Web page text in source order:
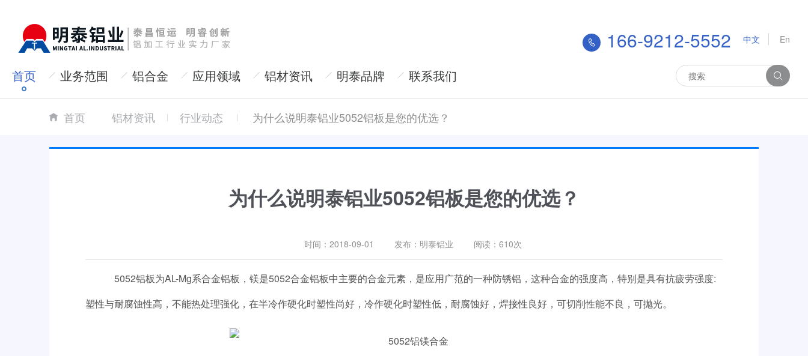
166-9212-5552 中文 En
首页 业务范围 铝合金 应用领域 铝材资讯 明泰品牌 联系我们
首页 铝材资讯 行业动态 为什么说明泰铝业5052铝板是您的优选？
为什么说明泰铝业5052铝板是您的优选？
时间：2018-09-01 发布：明泰铝业 阅读： 610次
5052铝板为AL-Mg系合金铝板，镁是5052合金铝板中主要的合金元素，是应用广范的一种防锈铝，这种合金的强度高，特别是具有抗疲劳强度:
塑性与耐腐蚀性高，不能热处理强化，在半冷作硬化时塑性尚好，冷作硬化时塑性低，耐腐蚀好，焊接性良好，可切削性能不良，可抛光。